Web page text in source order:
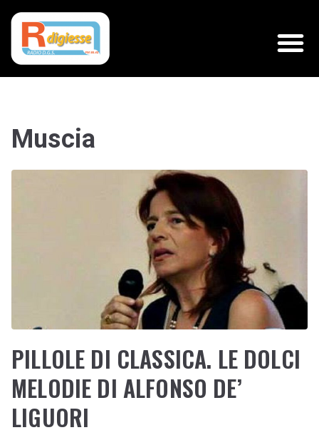
Muscia
PILLOLE DI CLASSICA. LE DOLCI
MELODIE DI ALFONSO DE’
LIGUORI